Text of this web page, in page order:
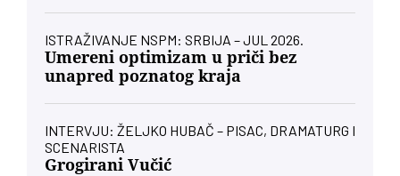
ISTRAŽIVANJE NSPM: SRBIJA – JUL 2026.
Umereni optimizam u priči bez
unapred poznatog kraja
INTERVJU: ŽELJKO HUBAČ – PISAC, DRAMATURG I
SCENARISTA
Grogirani Vučić